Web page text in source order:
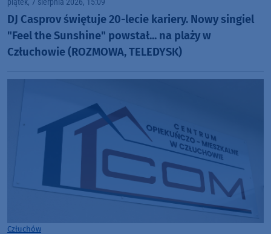
piątek, 7 sierpnia 2026, 15:09
DJ Casprov świętuje 20-lecie kariery. Nowy singiel
"Feel the Sunshine" powstał... na plaży w
Człuchowie (ROZMOWA, TELEDYSK)
Człuchów